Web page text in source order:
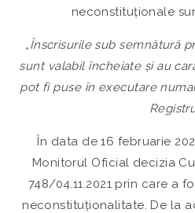
neconstituționale
„Înscrisurile sub semnătură
sunt valabil încheiate și au
pot fi puse în executare
În data de 16 februarie
Monitorul Oficial decizia
748/04.11.2021 prin care a
neconstituționalitate. De la